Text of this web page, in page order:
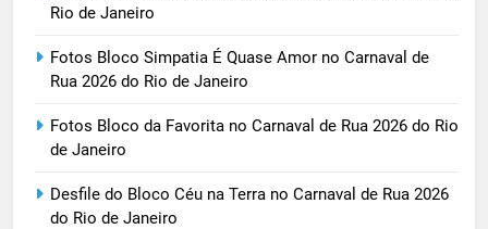
Rio de Janeiro
Fotos Bloco Simpatia É Quase Amor no Carnaval de
Rua 2026 do Rio de Janeiro
Fotos Bloco da Favorita no Carnaval de Rua 2026 do Rio
de Janeiro
Desfile do Bloco Céu na Terra no Carnaval de Rua 2026
do Rio de Janeiro